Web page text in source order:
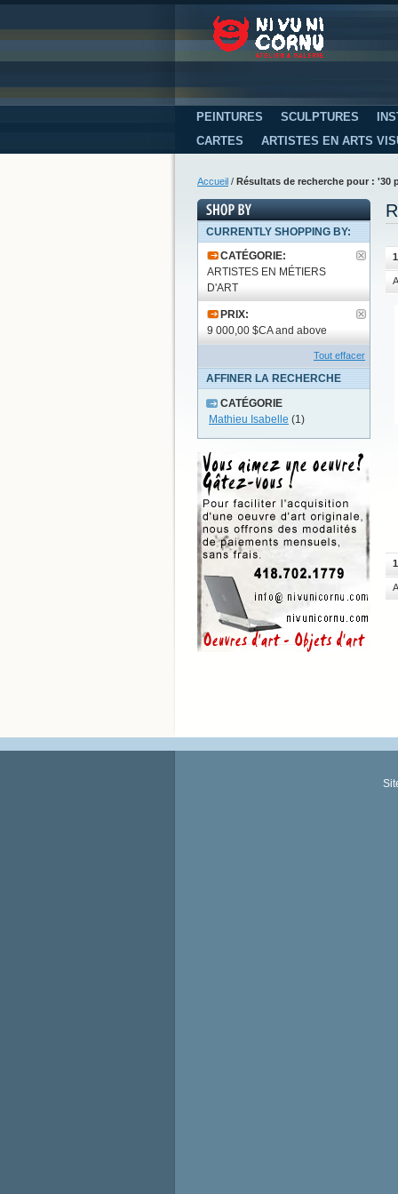
PEINTURES SCULPTURES
CARTES
ARTISTES EN ARTS
Accueil / Résultats de recherche pour : '30
CURRENTLY SHOPPING BY:
CATÉGORIE:
ARTISTES EN MÉTIERS
D'ART
PRIX:
9 000,00 $CA and above
Tout effacer
AFFINER LA RECHERCHE
CATÉGORIE
Mathieu Isabelle (1)